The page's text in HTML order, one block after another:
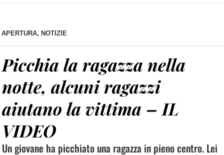
APERTURA, NOTIZIE
Picchia la ragazza nella
notte, alcuni ragazzi
aiutano la vittima – IL
VIDEO
Un giovane ha picchiato una ragazza in pieno centro. Lei